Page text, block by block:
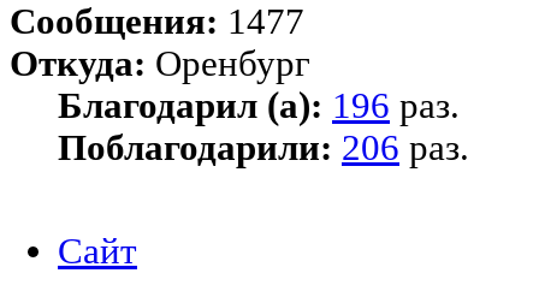
Сообщения: 1477
Откуда: Оренбург
Благодарил (а): 196 раз.
Поблагодарили: 206 раз.
Сайт